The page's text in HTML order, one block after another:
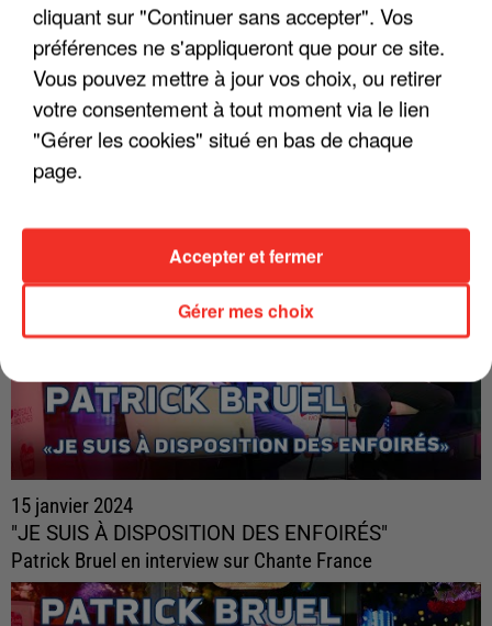
FLORENT PAGNY
Terre
BLUES TROTTOIR
Un Soir De Pluie
VIVIEN SAVAGE
La P'tite Lady
LES INTERVIEWS CHANTE FRANCE
15 janvier 2024
"JE SUIS À DISPOSITION DES ENFOIRÉS"
Patrick Bruel en interview sur Chante France
cliquant sur "Continuer sans accepter". Vos
préférences ne s'appliqueront que pour ce site.
Vous pouvez mettre à jour vos choix, ou retirer
votre consentement à tout moment via le lien
"Gérer les cookies" situé en bas de chaque
page.
Gérer mes choix
Accepter et fermer